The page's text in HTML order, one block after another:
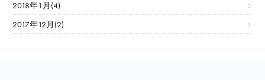
2018年1月(4)
2017年12月(2)